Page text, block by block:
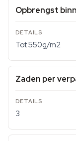
Opbrengst
Tot 550g/m2
Zaden per
3